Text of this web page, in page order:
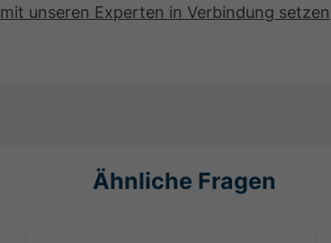
mit unseren Experten in Verbindung setzen
Ähnliche Fragen